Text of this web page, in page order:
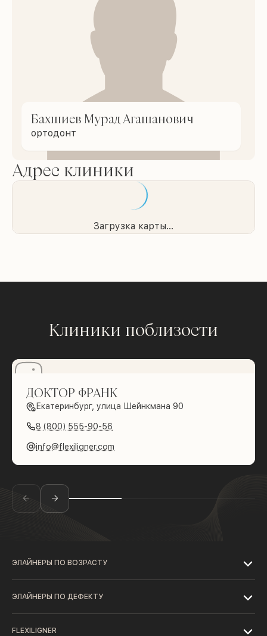
Бахшиев Мурад Агашанович
ортодонт
Адрес клиники
Загрузка карты...
Клиники поблизости
ДОКТОР ФРАНК
Екатеринбург, улица Шейнкмана 90
8 (800) 555-90-56
info@flexiligner.com
ЭЛАЙНЕРЫ ПО ВОЗРАСТУ
ЭЛАЙНЕРЫ ПО ДЕФЕКТУ
FLEXILIGNER